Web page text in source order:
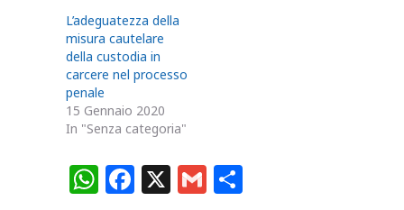
L’adeguatezza della
misura cautelare
della custodia in
carcere nel processo
penale
15 Gennaio 2020
In "Senza categoria"
W F X G